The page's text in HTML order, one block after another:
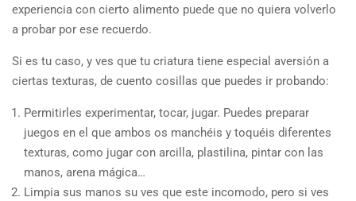
experiencia con cierto alimento puede que no quiera volverlo
a probar por ese recuerdo.
Si es tu caso, y ves que tu criatura tiene especial aversión a
ciertas texturas, de cuento cosillas que puedes ir probando:
Permitirles experimentar, tocar, jugar. Puedes preparar
juegos en el que ambos os manchéis y toquéis diferentes
texturas, como jugar con arcilla, plastilina, pintar con las
manos, arena mágica…
Limpia sus manos su ves que este incomodo, pero si ves